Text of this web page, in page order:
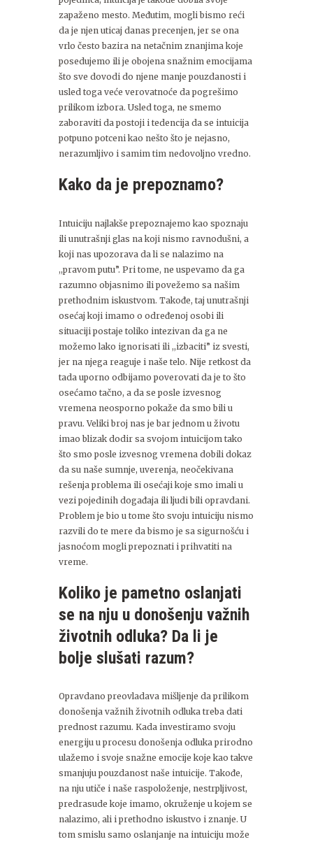
zapaženo mesto. Međutim, mogli bismo reći
da je njen uticaj danas precenjen, jer se ona
vrlo često bazira na netačnim znanjima koje
posedujemo ili je obojena snažnim emocijama
što sve dovodi do njene manje pouzdanosti i
usled toga veće verovatnoće da pogrešimo
prilikom izbora. Usled toga, ne smemo
zaboraviti da postoji i tedencija da se intuicija
potpuno potceni kao nešto što je nejasno,
nerazumljivo i samim tim nedovoljno vredno.
Kako da je prepoznamo?
Intuiciju najlakše prepoznajemo kao spoznaju
ili unutrašnji glas na koji nismo ravnodušni, a
koji nas upozorava da li se nalazimo na
,,pravom putu”. Pri tome, ne uspevamo da ga
razumno objasnimo ili povežemo sa našim
prethodnim iskustvom. Takođe, taj unutrašnji
osećaj koji imamo o određenoj osobi ili
situaciji postaje toliko intezivan da ga ne
možemo lako ignorisati ili ,,izbaciti” iz svesti,
jer na njega reaguje i naše telo. Nije retkost da
tada uporno odbijamo poverovati da je to što
osećamo tačno, a da se posle izvesnog
vremena neosporno pokaže da smo bili u
pravu. Veliki broj nas je bar jednom u životu
imao blizak dodir sa svojom intuicijom tako
što smo posle izvesnog vremena dobili dokaz
da su naše sumnje, uverenja, neočekivana
rešenja problema ili osećaji koje smo imali u
vezi pojedinih događaja ili ljudi bili opravdani.
Problem je bio u tome što svoju intuiciju nismo
razvili do te mere da bismo je sa sigurnošću i
jasnoćom mogli prepoznati i prihvatiti na
vreme.
Koliko je pametno oslanjati
se na nju u donošenju važnih
životnih odluka? Da li je
bolje slušati razum?
Opravdano preovladava mišljenje da prilikom
donošenja važnih životnih odluka treba dati
prednost razumu. Kada investiramo svoju
energiju u procesu donošenja odluka prirodno
ulažemo i svoje snažne emocije koje kao takve
smanjuju pouzdanost naše intuicije. Takođe,
na nju utiče i naše raspoloženje, nestrpljivost,
predrasude koje imamo, okruženje u kojem se
nalazimo, ali i prethodno iskustvo i znanje. U
tom smislu samo oslanjanje na intuiciju može